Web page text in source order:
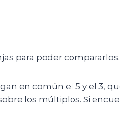
para poder
en común el 5 y el 3,
los múltiplos. Si